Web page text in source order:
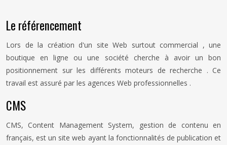
Le référencement
Lors de la création d'un site Web surtout commercial , une
boutique en ligne ou une société cherche à avoir un bon
positionnement sur les différents moteurs de recherche . Ce
travail est assuré par les agences Web professionnelles .
CMS
CMS, Content Management System, gestion de contenu en
français, est un site web ayant la fonctionnalités de publication et